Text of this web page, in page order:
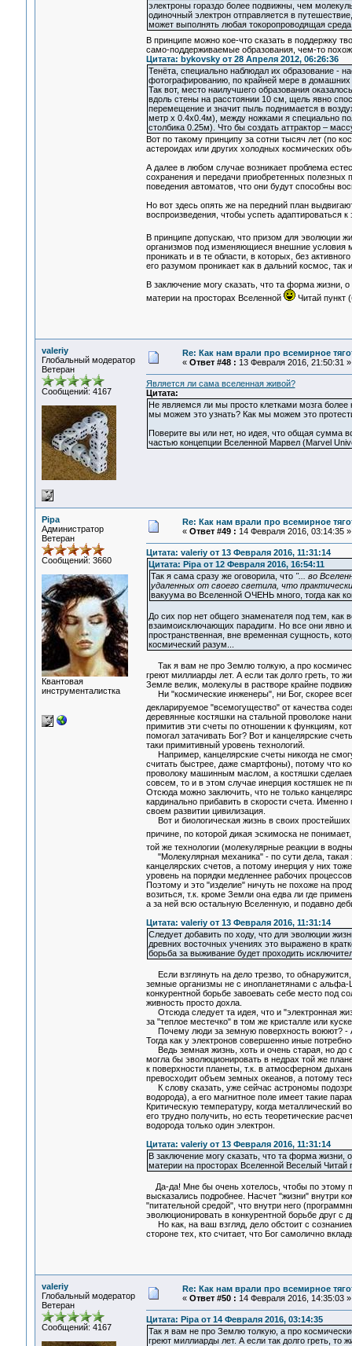
электроны гораздо более подвижны, чем
одиночный электрон отправляется в
может выполнять любая токоропроводящая
В принципе можно кое-что сказать в поддержку
само-поддерживаемые образования, чем-то
Цитата: bykovsky от 28 Апреля 2012, 06:26:36
Тенёта, специально наблюдал их образование -
фотографированию, по крайней мере в домашних
Так вот, место наилучшего образования
вдоль стены на расстоянии 10 см, щель явно
перемещение и значит пыль поднимается в
метр х 0.4х0.4м), между ножками я специально
столбика 0.25м). Что бы создать аттрактор –
Вот по такому принципу за сотни тысяч лет (по
астероидах или других холодных космических
А далее в любом случае возникает проблема
сохранения и передачи приобретенных полезных
поведения автоматов, что они будут способны
Но вот здесь опять же на передний план
воспроизведения, чтобы успеть адаптироваться
В принципе допускаю, что призом для эволюции
организмов под изменяющиеся внешние условия
проникать и в те области, в которых, без
его разумом проникает как в дальний космос, так
В заключение могу сказать, что та форма жизни,
материи на просторах Вселенной
Читай пункт
valeriy
Глобальный модератор
Ветеран
Сообщений: 4167
Re: Как нам врали про всемирное
« Ответ #48 : 13 Февраля 2016, 21:50:31 »
Является ли сама вселенная живой?
Цитата:
Не являемся ли мы просто клетками мозга более
мы можем это узнать? Как мы можем это
Поверите вы или нет, но идея, что общая сумма
частью концепции Вселенной Марвел (Marvel
Pipa
Администратор
Ветеран
Сообщений: 3660
Квантовая
инструменталистка
Re: Как нам врали про всемирное
« Ответ #49 : 14 Февраля 2016, 03:14:35 »
Цитата: valeriy от 13 Февраля 2016, 11:31:14
Цитата: Pipa от 12 Февраля 2016, 16:54:11
Так я сама сразу же оговорила, что "... во
удаленных от своего светила, что
вакуума во Вселенной ОЧЕНЬ много, тогда как
До сих пор нет общего знаменателя под тем, как
взаимоисключающих парадигм. Но все они явно
пространственная, вне временная сущность,
космический разум...
Так я вам не про Землю толкую, а про
греют миллиарды лет. А если так долго греть, то
Земле велик, молекулы в растворе крайне
Ни "космические инженеры", ни Бог, скорее
декларируемое "всемогущество" от качества
деревянные костяшки на стальной проволоке
примитив эти счеты по отношении к функциям,
помогал затачивать Бог? Вот и канцелярские
таки примитивный уровень технологий.
Например, канцелярские счеты никогда не
считать быстрее, даже смартфоны), потому что
проволоку машинным маслом, а костяшки
совсем, то и в этом случае инерция костяшек не
Отсюда можно заключить, что не только
кардинально прибавить в скорости счета.
своем развитии цивилизация.
Вот и биологическая жизнь в своих
причине, по которой дикая эскимоска не
той же технологии (молекулярные реакции в
"Молекулярная механика" - по сути дела,
канцелярских счетов, а потому инерция у них
уровень на порядки медленнее рабочих
Поэтому и это "изделие" ничуть не похоже на
возиться, т.к. кроме Земли она едва ли где
а за ней всю остальную Вселенную, и подавно
Цитата: valeriy от 13 Февраля 2016, 11:31:14
Следует добавить по ходу, что для эволюции
древних восточных учениях это выражено в
борьба за выживание будет проходить
Если взглянуть на дело трезво, то
земные организмы не с инопланетянами с
конкурентной борьбе завоевать себе место под
живность просто дохла.
Отсюда следует та идея, что и "электронная
за "теплое местечко" в том же кристалле или
Почему люди за земную поверхность воюют? - А
Тогда как у электронов совершенно иные
Ведь земная жизнь, хоть и очень старая, но до
могла бы эволюционировать в недрах той же
к поверхности планеты, т.к. в атмосферном
превосходит объем земных океанов, а потому
К слову сказать, уже сейчас астрономы
водорода), а его магнитное поле имеет такие
Критическую температуру, когда металлический
его трудно получить, но есть теоретические
водорода только один электрон.
Цитата: valeriy от 13 Февраля 2016, 11:31:14
В заключение могу сказать, что та форма жизни,
материи на просторах Вселенной Веселый Читай
Да-да! Мне бы очень хотелось, чтобы по этому
высказались подробнее. Насчет "жизни" внутри
"питательной средой", что внутри него
эволюционировать в конкурентной борьбе друг с
Но как, на ваш взгляд, дело обстоит с
стороне тех, кто считает, что Бог самолично
valeriy
Глобальный модератор
Ветеран
Сообщений: 4167
Re: Как нам врали про всемирное
« Ответ #50 : 14 Февраля 2016, 14:35:03 »
Цитата: Pipa от 14 Февраля 2016, 03:14:35
Так я вам не про Землю толкую, а про
греют миллиарды лет. А если так долго греть, то